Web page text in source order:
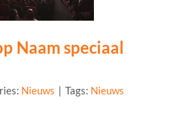
Naam speciaal
Nieuws | Tags: Nieuws